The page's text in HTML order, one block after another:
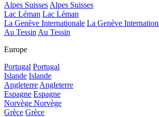
Alpes Suisses Alpes Suisses
Lac Léman Lac Léman
La Genève Internationale La Genève
Au Tessin Au Tessin
Europe
Portugal Portugal
Islande Islande
Angleterre Angleterre
Espagne Espagne
Norvège Norvège
Grèce Grèce